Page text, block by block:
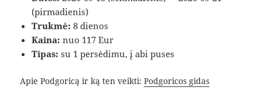
(pirmadienis)
Trukmė: 8 dienos
Kaina: nuo 117 Eur
Tipas: su 1 persėdimu, į abi puses
Apie Podgoricą ir ką ten veikti:Podgoricos gidas